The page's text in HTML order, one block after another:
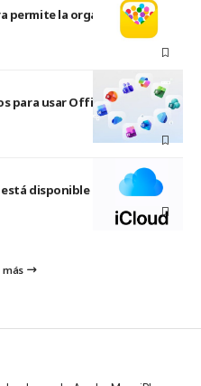
permite la organización
para usar Office en macOS y
está disponible
más